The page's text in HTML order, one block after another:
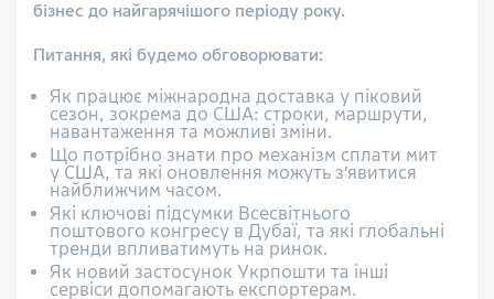
бізнес до найгарячішого періоду року.
Питання, які будемо обговорювати:
Як працює міжнародна доставка у піковий
сезон, зокрема до США: строки, маршрути,
навантаження та можливі зміни.
Що потрібно знати про механізм сплати мит
у США, та які оновлення можуть з’явитися
найближчим часом.
Які ключові підсумки Всесвітнього
поштового конгресу в Дубаї, та які глобальні
тренди впливатимуть на ринок.
Як новий застосунок Укрпошти та інші
сервіси допомагають експортерам.